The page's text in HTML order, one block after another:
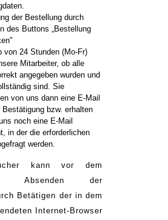
der Bestellung durch
des Buttons „Bestellung
von 24 Stunden (Mo-Fr)
Mitarbeiter, ob alle
angegeben wurden und
sind. Sie
von uns dann eine E-Mail
Bestätigung bzw. erhalten
noch eine E-Mail
in der die erforderlichen
werden.
kann vor dem
Absenden der
Betätigen der in dem
Internet-Browser